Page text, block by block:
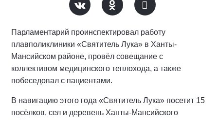
Парламентарий проинспектировал работу
плавполиклиники «Святитель Лука» в Ханты-
Мансийском районе, провёл совещание с
коллективом медицинского теплохода, а также
побеседовал с пациентами.
В навигацию этого года «Святитель Лука» посетит 15
посёлков, сел и деревень Ханты-Мансийского